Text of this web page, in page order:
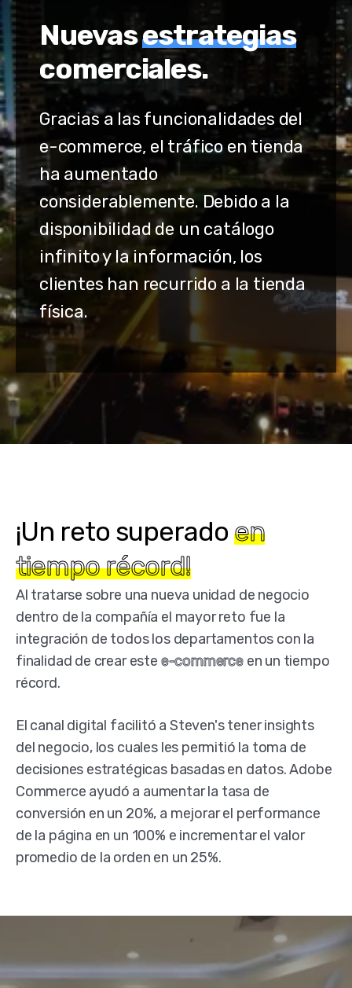
Nuevasestrategias
comerciales.
Gracias a las funcionalidades del
e-commerce, el tráfico en tienda
ha aumentado
considerablemente. Debido a la
disponibilidad de un catálogo
infinito y la información, los
clientes han recurrido a la tienda
física.
¡Un reto superadoen
tiempo récord!
Al tratarse sobre una nueva unidad de negocio
dentro de la compañía el mayor reto fue la
integración de todos los departamentos con la
finalidad de crear este e-commerce en un tiempo
récord.
El canal digital facilitó a Steven's tener insights
del negocio, los cuales les permitió la toma de
decisiones estratégicas basadas en datos. Adobe
Commerce ayudó a aumentar la tasa de
conversión en un 20%, a mejorar el performance
de la página en un 100% e incrementar el valor
promedio de la orden en un 25%.